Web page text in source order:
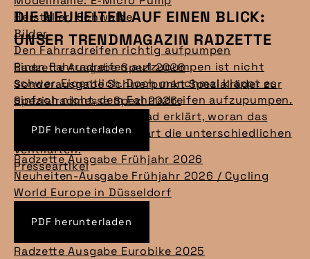
Hersteller: Schwalbe
Bilder
Den Fahrradreifen richtig aufpumpen
Einen Fahrradreifen aufzupumpen ist nicht
schwer. Eigentlich. Doch manchmal klappt es
einfach nicht, dem Fahrradreifen aufzupumpen.
Der pressedienst-fahrrad erklärt, woran das
liegen könnte und erklärt die unterschiedlichen
Ventilarten.
Presseartikel
DIE NEUHEITEN AUF EINEN BLICK:
UNSER TRENDMAGAZIN RADZETTE
Radzette Ausgabe Spezi 2026
Sonderausgabe Schwerpunkt Spezialräder zur
Spezialradmesse Spezi 2026.
PDF herunterladen
Radzette Ausgabe Frühjahr 2026
Neuheiten-Ausgabe Frühjahr 2026 / Cycling
World Europe in Düsseldorf
PDF herunterladen
Radzette Ausgabe Eurobike 2025